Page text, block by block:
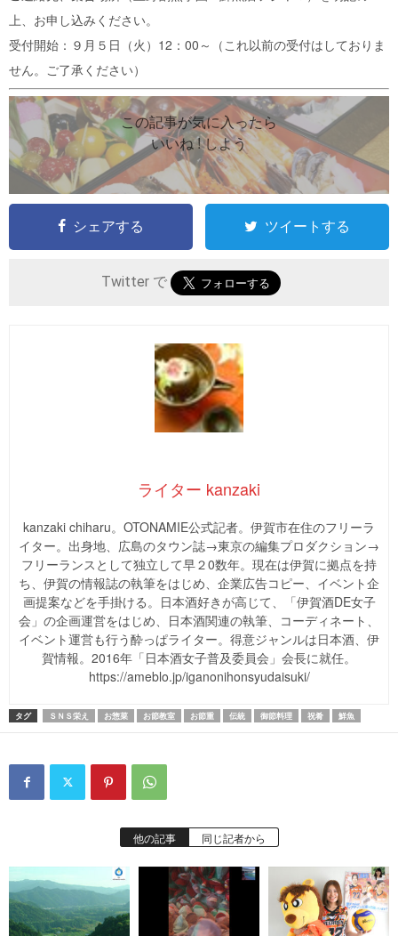
上、お申し込みください。
受付開始：９月５日（火）12：00～（これ以前の受付はしておりま
せん。ご了承ください）
この記事が気に入ったら
いいね ! しよう
シェアする ツイートする
Twitter で
ライター kanzaki
kanzaki chiharu。OTONAMIE公式記者。伊賀市在住のフリーラ
イター。出身地、広島のタウン誌→東京の編集プロダクション→
フリーランスとして独立して早２0数年。現在は伊賀に拠点を持
ち、伊賀の情報誌の執筆をはじめ、企業広告コピー、イベント企
画提案などを手掛ける。日本酒好きが高じて、「伊賀酒DE女子
会」の企画運営をはじめ、日本酒関連の執筆、コーディネート、
イベント運営も行う酔っぱライター。得意ジャンルは日本酒、伊
賀情報。2016年「日本酒女子普及委員会」会長に就任。
https://ameblo.jp/iganonihonsyudaisuki/
タグ ＳＮＳ栄え お惣菜 お節教室 お節重 伝統 御節料理 祝肴 鮮魚
他の記事 同じ記者から